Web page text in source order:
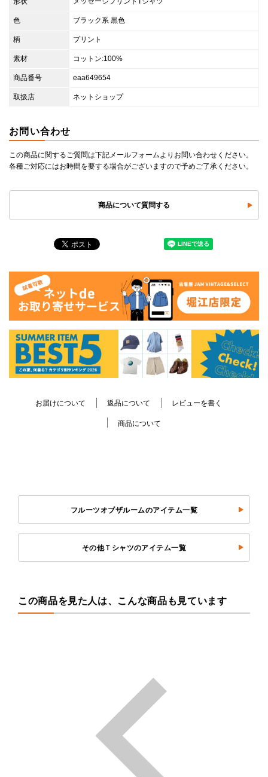
色 ブラック系 黒色
柄 プリント
素材 コットン:100%
商品番号 eaa649654
取扱店 ネットショップ
お問い合わせ
この商品に関するご質問は下記メールフォームよりお問い合わせください。
各種ご対応にはお時間を要する場合がございますので予めご了承ください。
商品について質問する
お届けについて 返品について レビューを書く
商品について
フルーツオブザルームのアイテム一覧
その他Ｔシャツのアイテム一覧
この商品を見た人は、こんな商品も見ています